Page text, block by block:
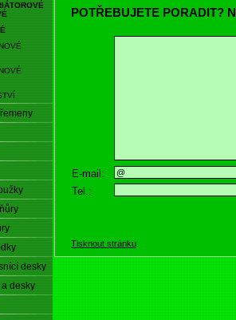
desky
desky
POTŘEBUJETE PORADIT?
E-mail:
Tel.:
Tisknout stránku